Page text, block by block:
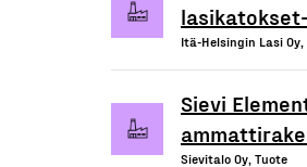
Itä-Helsingin Lasi Oy,
Sievi
Sievitalo Oy, Tuote